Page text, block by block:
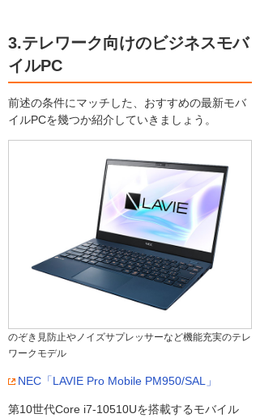
3.テレワーク向けのビジネスモバ
イルPC
前述の条件にマッチした、おすすめの最新モバ
イルPCを幾つか紹介していきましょう。
のぞき見防止やノイズサプレッサーなど機能充実のテレ
ワークモデル
NEC「LAVIE Pro Mobile PM950/SAL」
第10世代Core i7-10510Uを搭載するモバイル